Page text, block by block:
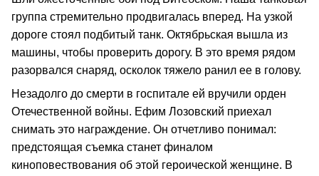
группа стремительно продвигалась вперед. На узкой
дороге стоял подбитый танк. Октябрьская вышла из
машины, чтобы проверить дорогу. В это время рядом
разорвался снаряд, осколок тяжело ранил ее в голову.
Незадолго до смерти в госпитале ей вручили орден
Отечественной войны. Ефим Лозовский приехал
снимать это награждение. Он отчетливо понимал:
предстоящая съемка станет финалом
киноповествования об этой героической женщине. В